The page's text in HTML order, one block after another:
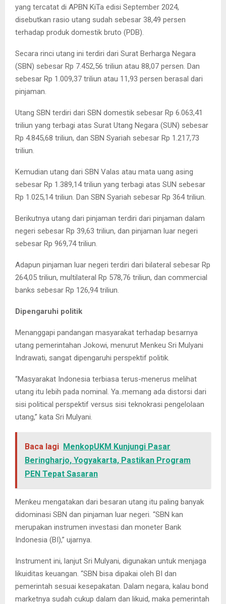
yang tercatat di APBN KiTa edisi September 2024,
disebutkan rasio utang sudah sebesar 38,49 persen
terhadap produk domestik bruto (PDB).
Secara rinci utang ini terdiri dari Surat Berharga Negara
(SBN) sebesar Rp 7.452,56 triliun atau 88,07 persen. Dan
sebesar Rp 1.009,37 triliun atau 11,93 persen berasal dari
pinjaman.
Utang SBN terdiri dari SBN domestik sebesar Rp 6.063,41
triliun yang terbagi atas Surat Utang Negara (SUN) sebesar
Rp 4.845,68 triliun, dan SBN Syariah sebesar Rp 1.217,73
triliun.
Kemudian utang dari SBN Valas atau mata uang asing
sebesar Rp 1.389,14 triliun yang terbagi atas SUN sebesar
Rp 1.025,14 triliun. Dan SBN Syariah sebesar Rp 364 triliun.
Berikutnya utang dari pinjaman terdiri dari pinjaman dalam
negeri sebesar Rp 39,63 triliun, dan pinjaman luar negeri
sebesar Rp 969,74 triliun.
Adapun pinjaman luar negeri terdiri dari bilateral sebesar Rp
264,05 triliun, multilateral Rp 578,76 triliun, dan commercial
banks sebesar Rp 126,94 triliun.
Dipengaruhi politik
Menanggapi pandangan masyarakat terhadap besarnya
utang pemerintahan Jokowi, menurut Menkeu Sri Mulyani
Indrawati, sangat dipengaruhi perspektif politik.
“Masyarakat Indonesia terbiasa terus-menerus melihat
utang itu lebih pada nominal. Ya..memang ada distorsi dari
sisi political perspektif versus sisi teknokrasi pengelolaan
utang,” kata Sri Mulyani.
Baca lagi MenkopUKM Kunjungi Pasar
Beringharjo, Yogyakarta, Pastikan Program
PEN Tepat Sasaran
Menkeu mengatakan dari besaran utang itu paling banyak
didominasi SBN dan pinjaman luar negeri. “SBN kan
merupakan instrumen investasi dan moneter Bank
Indonesia (BI),” ujarnya.
Instrument ini, lanjut Sri Mulyani, digunakan untuk menjaga
likuiditas keuangan. “SBN bisa dipakai oleh BI dan
pemerintah sesuai kesepakatan. Dalam negara, kalau bond
marketnya sudah cukup dalam dan likuid, maka pemerintah